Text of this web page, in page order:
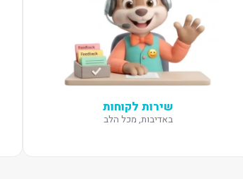
שירות לקוחות
באדיבות, מכל הלב